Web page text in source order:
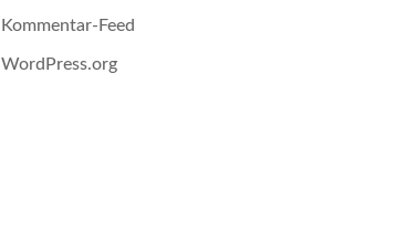
Kommentar-Feed
WordPress.org